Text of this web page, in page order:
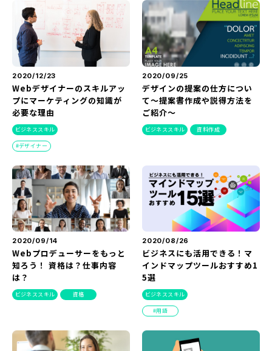
2020/12/23
Webデザイナーのスキルアッ
プにマーケティングの知識が
必要な理由
ビジネススキル
デザイナー
2020/09/25
デザインの提案の仕方につい
て～提案書作成や説得方法を
ご紹介～
ビジネススキル 資料作成
2020/09/14
Webプロデューサーをもっと
知ろう！ 資格は？仕事内容
は？
ビジネススキル 資格
2020/08/26
ビジネスにも活用できる！マ
インドマップツールおすすめ1
5選
ビジネススキル
用語